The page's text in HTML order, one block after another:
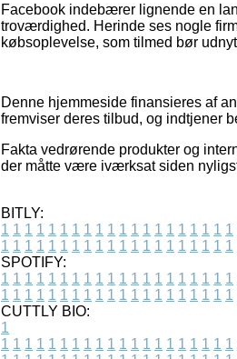
Facebook indebærer lignende en
troværdighed. Herinde ses nogle
købsoplevelse, som tilmed bør
Denne hjemmeside finansieres af
fremviser deres tilbud, og indtjener
Fakta vedrørende produkter og
der måtte være iværksat siden
BITLY:
1 1 1 1 1 1 1 1 1 1 1 1 1 1 1 1 1 1 1 1
1 1 1 1 1 1 1 1 1 1 1 1 1 1 1 1 1 1 1 1
SPOTIFY:
1 1 1 1 1 1 1 1 1 1 1 1 1 1 1 1 1 1 1 1
1 1 1 1 1 1 1 1 1 1 1 1 1 1 1 1 1 1 1 1
CUTTLY BIO:
1
1 1 1 1 1 1 1 1 1 1 1 1 1 1 1 1 1 1 1 1